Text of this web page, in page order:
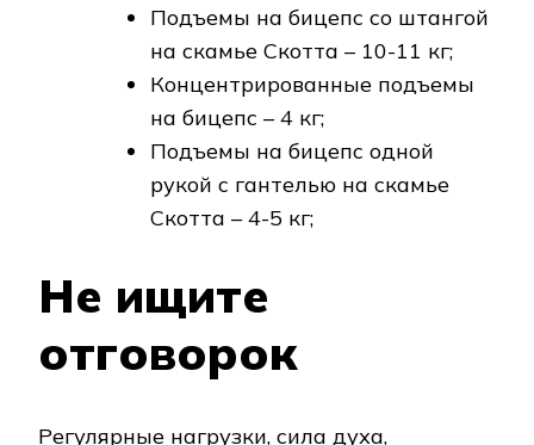
Подъемы на бицепс со штангой
на скамье Скотта – 10-11 кг;
Концентрированные подъемы
на бицепс – 4 кг;
Подъемы на бицепс одной
рукой с гантелью на скамье
Скотта – 4-5 кг;
Не ищите
отговорок
Регулярные нагрузки, сила духа,